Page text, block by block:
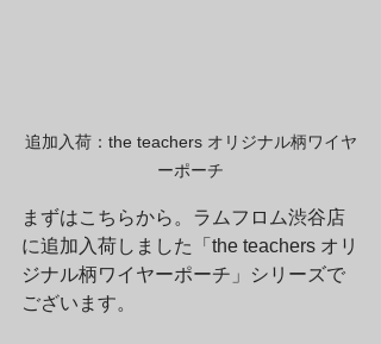
追加入荷：the teachers オリジナル柄ワイヤ
ーポーチ
まずはこちらから。ラムフロム渋谷店
に追加入荷しました「the teachers オリ
ジナル柄ワイヤーポーチ」シリーズで
ございます。